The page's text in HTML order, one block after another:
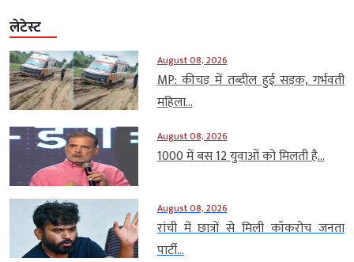
लेटेस्ट
August 08, 2026
MP: कीचड़ में तब्दील हुई सड़क, गर्भवती
महिला...
August 08, 2026
1000 में बस 12 युवाओं को मिलती है...
August 08, 2026
रांची में छात्रों से मिली कॉकरोच जनता
पार्टी...